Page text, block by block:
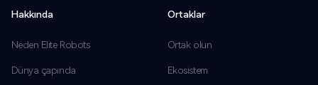
Hakkında
Neden Elite Robots
Dünya çapında
Ortaklar
Ortak olun
Ekosistem